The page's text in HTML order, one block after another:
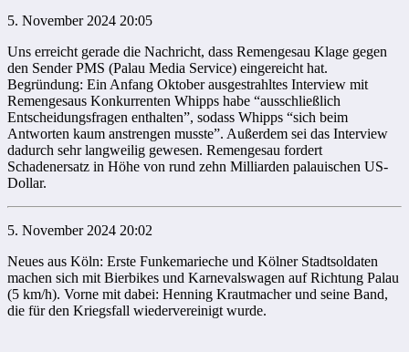
5. November 2024 20:05
Uns erreicht gerade die Nachricht, dass Remengesau Klage gegen
den Sender PMS (Palau Media Service) eingereicht hat.
Begründung: Ein Anfang Oktober ausgestrahltes Interview mit
Remengesaus Konkurrenten Whipps habe “ausschließlich
Entscheidungsfragen enthalten”, sodass Whipps “sich beim
Antworten kaum anstrengen musste”. Außerdem sei das Interview
dadurch sehr langweilig gewesen. Remengesau fordert
Schadenersatz in Höhe von rund zehn Milliarden palauischen US-
Dollar.
5. November 2024 20:02
Neues aus Köln: Erste Funkemarieche und Kölner Stadtsoldaten
machen sich mit Bierbikes und Karnevalswagen auf Richtung Palau
(5 km/h). Vorne mit dabei: Henning Krautmacher und seine Band,
die für den Kriegsfall wiedervereinigt wurde.